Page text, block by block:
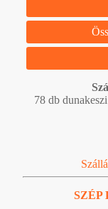
78 db
SZÉP